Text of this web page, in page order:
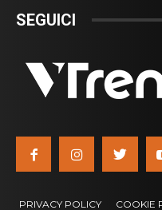
SEGUICI
PRIVACY POLICY COOKIE